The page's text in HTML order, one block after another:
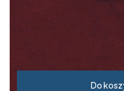
Do